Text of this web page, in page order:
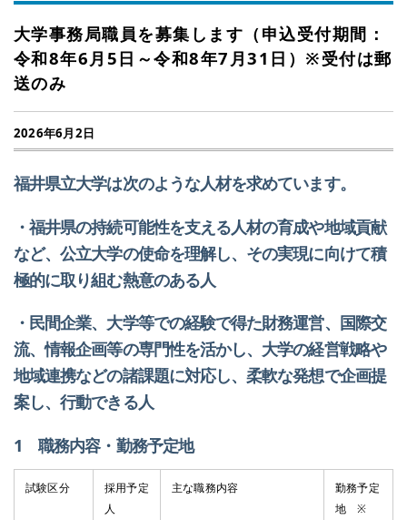
大学事務局職員を募集します（申込受付期間：
令和8年6月5日～令和8年7月31日）※受付は郵
送のみ
2026年6月2日
福井県立大学は次のような人材を求めています。
・福井県の持続可能性を支える人材の育成や地域貢献
など、公立大学の使命を理解し、その実現に向けて積
極的に取り組む熱意のある人
・民間企業、大学等での経験で得た財務運営、国際交
流、情報企画等の専門性を活かし、大学の経営戦略や
地域連携などの諸課題に対応し、柔軟な発想で企画提
案し、行動できる人
1 職務内容・勤務予定地
試験区分
採用予定
人
主な職務内容
勤務予定
地 ※